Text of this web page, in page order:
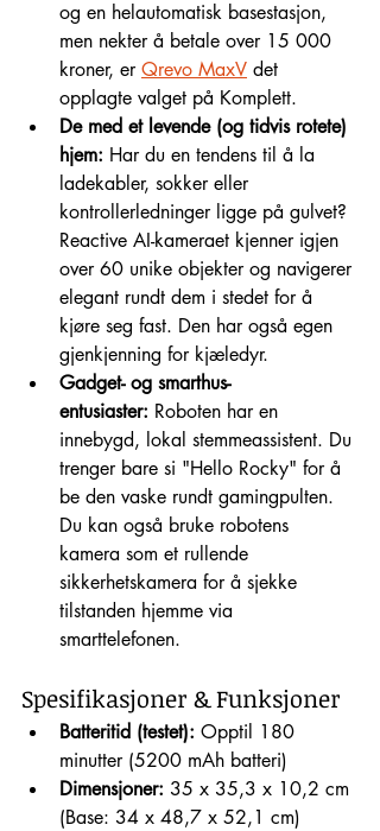
og en helautomatisk basestasjon,
men nekter å betale over 15 000
kroner, er Qrevo MaxV det
opplagte valget på Komplett.
De med et levende (og tidvis rotete)
hjem: Har du en tendens til å la
ladekabler, sokker eller
kontrollerledninger ligge på gulvet?
Reactive AI-kameraet kjenner igjen
over 60 unike objekter og navigerer
elegant rundt dem i stedet for å
kjøre seg fast. Den har også egen
gjenkjenning for kjæledyr.
Gadget- og smarthus-
entusiaster: Roboten har en
innebygd, lokal stemmeassistent. Du
trenger bare si "Hello Rocky" for å
be den vaske rundt gamingpulten.
Du kan også bruke robotens
kamera som et rullende
sikkerhetskamera for å sjekke
tilstanden hjemme via
smarttelefonen.
Spesifikasjoner & Funksjoner
Batteritid (testet): Opptil 180
minutter (5200 mAh batteri)
Dimensjoner: 35 x 35,3 x 10,2 cm
(Base: 34 x 48,7 x 52,1 cm)